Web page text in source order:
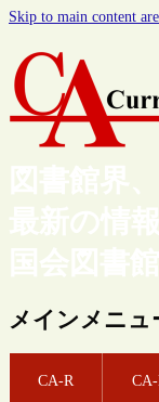
Skip to main content
図書館界
最新の情
国会図書
メインメニュ
CA-R